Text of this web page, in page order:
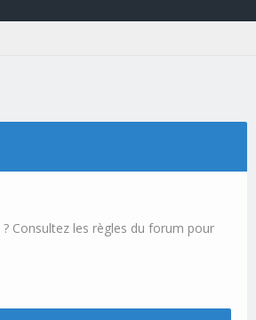
? Consultez les règles du forum pour